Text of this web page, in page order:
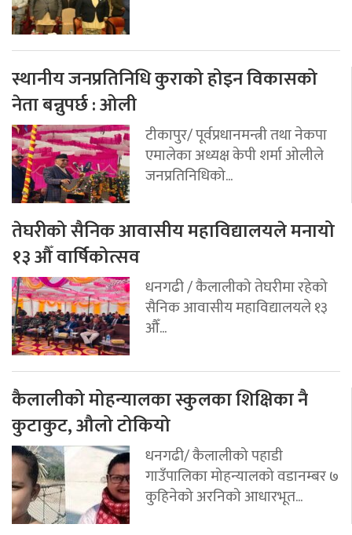
स्थानीय जनप्रतिनिधि कुराको होइन विकासको
नेता बन्नुपर्छ : ओली
टीकापुर/ पूर्वप्रधानमन्त्री तथा नेकपा
एमालेका अध्यक्ष केपी शर्मा ओलीले
जनप्रतिनिधिको...
तेघरीको सैनिक आवासीय महाविद्यालयले मनायो
१३ औँ वार्षिकोत्सव
धनगढी / कैलालीको तेघरीमा रहेको
सैनिक आवासीय महाविद्यालयले १३
औँ...
कैलालीको मोहन्यालका स्कुलका शिक्षिका नै
कुटाकुट, औलो टोकियो
धनगढी/ कैलालीको पहाडी
गाउँपालिका मोहन्यालको वडानम्बर ७
कुहिनेको अरनिको आधारभूत...